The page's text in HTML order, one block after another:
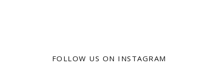
FOLLOW US ON INSTAGRAM